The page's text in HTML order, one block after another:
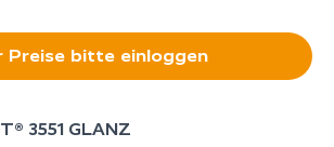
Preise bitte einloggen
3551 GLANZ